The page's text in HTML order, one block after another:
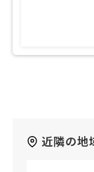
近隣の地